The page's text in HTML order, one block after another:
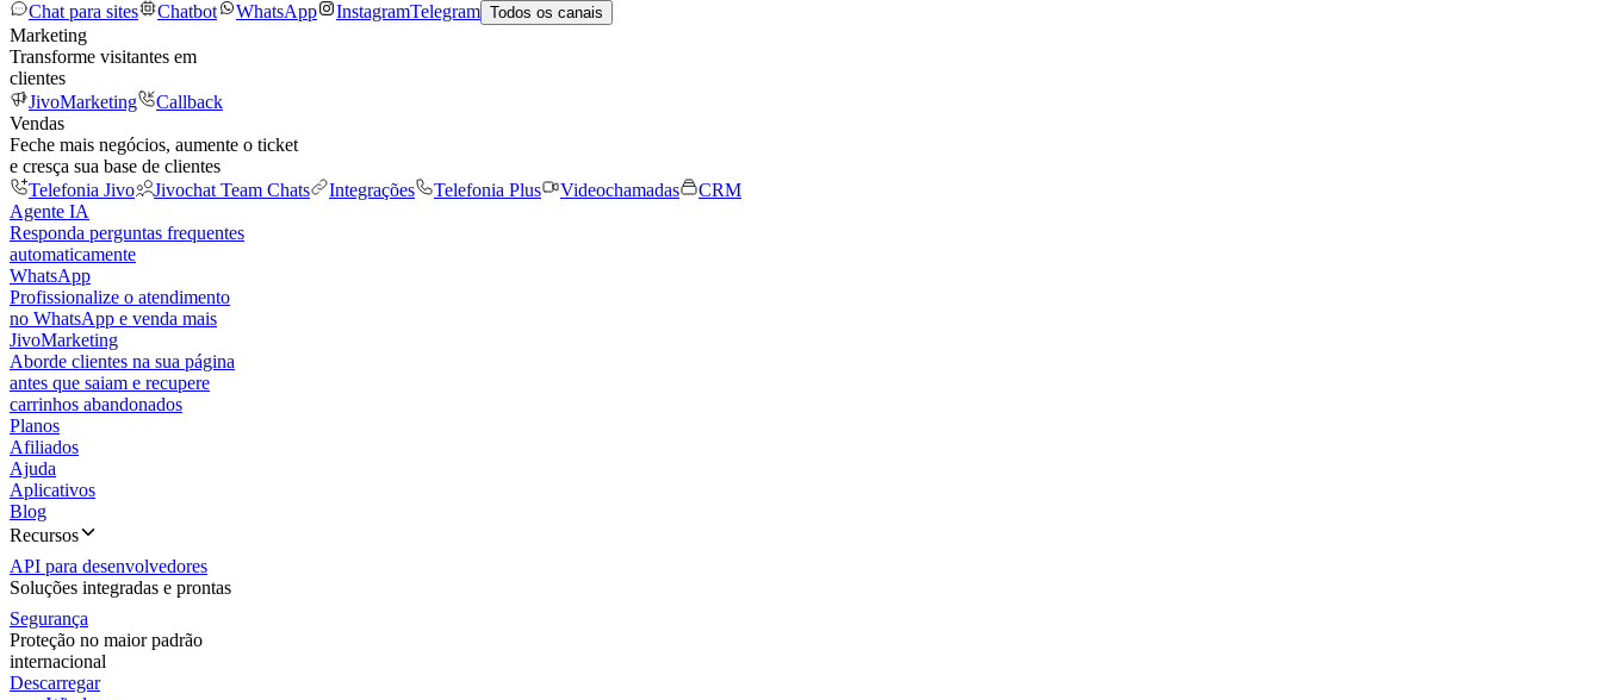
Chat para sites
Chatbot WhatsApp InstagramTelegram Todos os canais
Marketing
Transforme visitantes em
clientes
JivoMarketing
Callback
Vendas
Feche mais negócios, aumente o ticket
e cresça sua base de clientes
Telefonia Jivo
Jivochat Team Chats Integrações Telefonia Plus Videochamadas
CRM
Agente IA
Responda perguntas frequentes
automaticamente
WhatsApp
Profissionalize o atendimento
no WhatsApp e venda mais
JivoMarketing
Aborde clientes na sua página
antes que saiam e recupere
carrinhos abandonados
Planos
Afiliados
Ajuda
Aplicativos
Blog
Recursos
API para desenvolvedores
Soluções integradas e prontas
Segurança
Proteção no maior padrão
internacional
Descarregar